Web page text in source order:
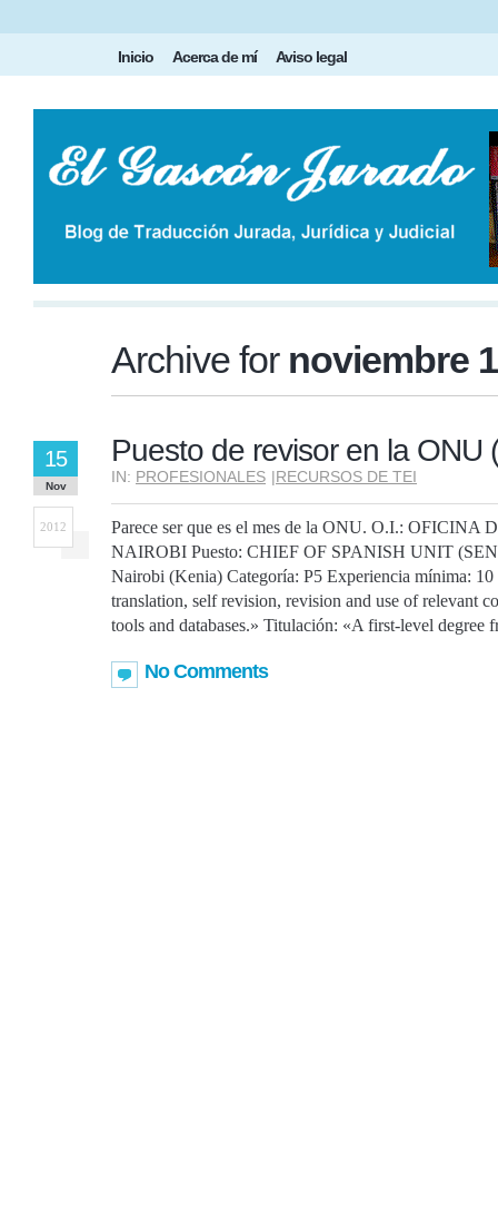
Inicio Acerca de mí Aviso legal
Archive for noviembre
Puesto de revisor en la ONU
IN: PROFESIONALES |RECURSOS DE TEI
15
Nov
2012
Parece ser que es el mes de la ONU. O.I.:
NAIROBI Puesto: CHIEF OF SPANISH UNIT
Nairobi (Kenia) Categoría: P5 Experiencia mínima: 10
translation, self revision, revision and use of relevant
tools and databases.» Titulación: «A first-level
No Comments